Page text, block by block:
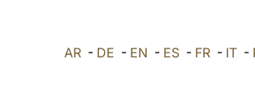
AR - DE - EN - ES - FR - IT -